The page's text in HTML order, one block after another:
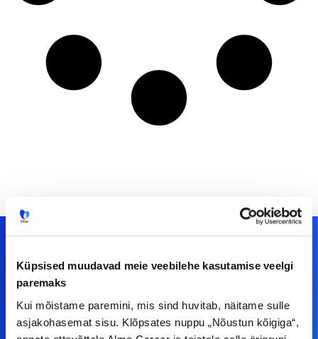
Küpsised muudavad meie veebilehe kasutamise veelgi
paremaks
Kui mõistame paremini, mis sind huvitab, näitame sulle
asjakohasemat sisu. Klõpsates nuppu „Nõustun kõigiga“,
Tööelublogi.ee lehelt leiad kõik vajaliku, et olla
kursis tööturu uudistega. Kui sul on